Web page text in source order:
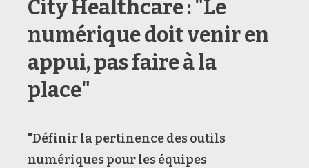
City Healthcare : "Le
numérique doit venir en
appui, pas faire à la
place"
"Définir la pertinence des outils
numériques pour les équipes